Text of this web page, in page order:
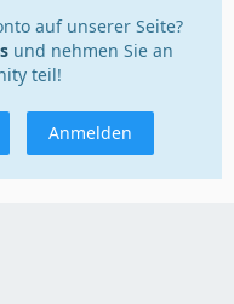
auf unserer Seite?
und nehmen Sie an
teil!
Anmelden